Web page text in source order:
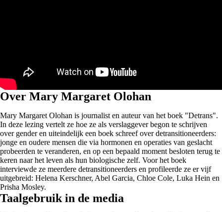
Over Mary Margaret Olohan
Mary Margaret Olohan is journalist en auteur van het boek "Detrans".
In deze lezing vertelt ze hoe ze als verslaggever begon te schrijven
over gender en uiteindelijk een boek schreef over detransitioneerders:
jonge en oudere mensen die via hormonen en operaties van geslacht
probeerden te veranderen, en op een bepaald moment besloten terug te
keren naar het leven als hun biologische zelf. Voor het boek
interviewde ze meerdere detransitioneerders en profileerde ze er vijf
uitgebreid: Helena Kerschner, Abel Garcia, Chloe Cole, Luka Hein en
Prisha Mosley.
Taalgebruik in de media